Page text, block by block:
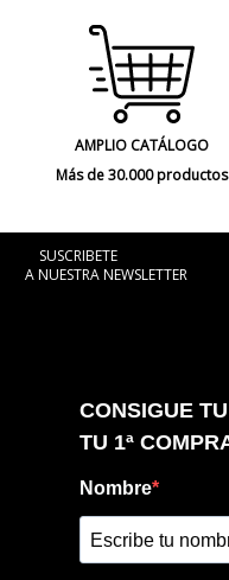
AMPLIO CATÁLOGO
Más de 30.000 productos
SUSCRIBETE
A NUESTRA NEWSLETTER